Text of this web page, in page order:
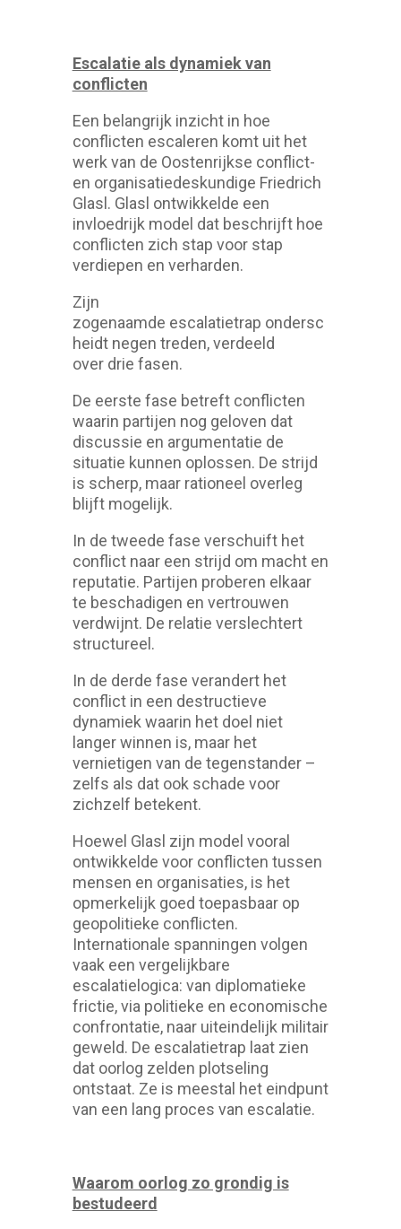
Escalatie als dynamiek van
conflicten
Een belangrijk inzicht in hoe
conflicten escaleren komt uit het
werk van de Oostenrijkse conflict-
en organisatiedeskundige Friedrich
Glasl. Glasl ontwikkelde een
invloedrijk model dat beschrijft hoe
conflicten zich stap voor stap
verdiepen en verharden.
Zijn
zogenaamde escalatietrap ondersc
heidt negen treden, verdeeld
over drie fasen.
De eerste fase betreft conflicten
waarin partijen nog geloven dat
discussie en argumentatie de
situatie kunnen oplossen. De strijd
is scherp, maar rationeel overleg
blijft mogelijk.
In de tweede fase verschuift het
conflict naar een strijd om macht en
reputatie. Partijen proberen elkaar
te beschadigen en vertrouwen
verdwijnt. De relatie verslechtert
structureel.
In de derde fase verandert het
conflict in een destructieve
dynamiek waarin het doel niet
langer winnen is, maar het
vernietigen van de tegenstander –
zelfs als dat ook schade voor
zichzelf betekent.
Hoewel Glasl zijn model vooral
ontwikkelde voor conflicten tussen
mensen en organisaties, is het
opmerkelijk goed toepasbaar op
geopolitieke conflicten.
Internationale spanningen volgen
vaak een vergelijkbare
escalatielogica: van diplomatieke
frictie, via politieke en economische
confrontatie, naar uiteindelijk militair
geweld. De escalatietrap laat zien
dat oorlog zelden plotseling
ontstaat. Ze is meestal het eindpunt
van een lang proces van escalatie.
Waarom oorlog zo grondig is
bestudeerd